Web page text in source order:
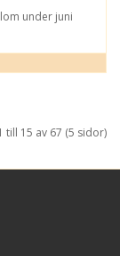
under juni
till 15 av 67 (5 sidor)